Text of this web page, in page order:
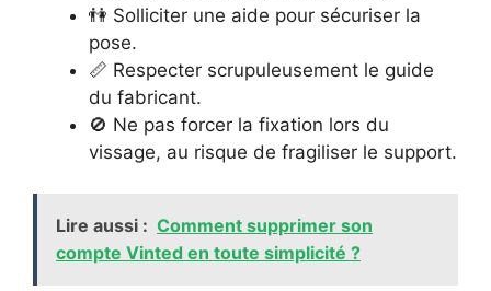
👫 Solliciter une aide pour sécuriser la
pose.
📏 Respecter scrupuleusement le guide
du fabricant.
🚫 Ne pas forcer la fixation lors du
vissage, au risque de fragiliser le support.
Lire aussi : Comment supprimer son
compte Vinted en toute simplicité ?